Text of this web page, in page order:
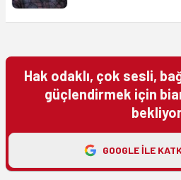
Hak odaklı, çok sesli,
güçlendirmek için
GOOGLE ILE